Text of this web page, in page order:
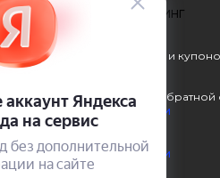
ПЭЙКИПЕР-ПРОЦЕССИНГ
на рассылку наших акций и
вопрос через форму обратной
информации
информации